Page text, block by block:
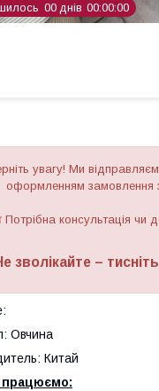
00 днів 00 00 00
увагу! Ми
оформленням замовлення
Потрібна консультація чи
зволікайте –
Овчина
Китай
працюємо: